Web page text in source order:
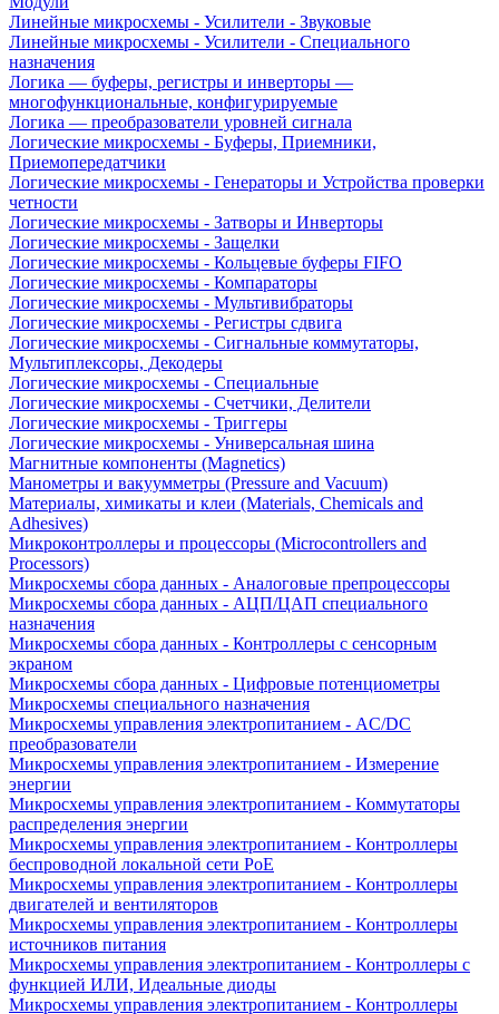
Линейные микросхемы - Усилители - Звуковые
Линейные микросхемы - Усилители - Специального
назначения
Логика — буферы, регистры и инверторы —
многофункциональные, конфигурируемые
Логика — преобразователи уровней сигнала
Логические микросхемы - Буферы, Приемники,
Приемопередатчики
Логические микросхемы - Генераторы и Устройства проверки
четности
Логические микросхемы - Затворы и Инверторы
Логические микросхемы - Защелки
Логические микросхемы - Кольцевые буферы FIFO
Логические микросхемы - Компараторы
Логические микросхемы - Мультивибраторы
Логические микросхемы - Регистры сдвига
Логические микросхемы - Сигнальные коммутаторы,
Мультиплексоры, Декодеры
Логические микросхемы - Специальные
Логические микросхемы - Счетчики, Делители
Логические микросхемы - Триггеры
Логические микросхемы - Универсальная шина
Магнитные компоненты (Magnetics)
Манометры и вакуумметры (Pressure and Vacuum)
Материалы, химикаты и клеи (Materials, Chemicals and
Adhesives)
Микроконтроллеры и процессоры (Microcontrollers and
Processors)
Микросхемы сбора данных - Аналоговые препроцессоры
Микросхемы сбора данных - АЦП/ЦАП специального
назначения
Микросхемы сбора данных - Контроллеры с сенсорным
экраном
Микросхемы сбора данных - Цифровые потенциометры
Микросхемы специального назначения
Микросхемы управления электропитанием - AC/DC
преобразователи
Микросхемы управления электропитанием - Измерение
энергии
Микросхемы управления электропитанием - Коммутаторы
распределения энергии
Микросхемы управления электропитанием - Контроллеры
беспроводной локальной сети PoE
Микросхемы управления электропитанием - Контроллеры
двигателей и вентиляторов
Микросхемы управления электропитанием - Контроллеры
источников питания
Микросхемы управления электропитанием - Контроллеры с
функцией ИЛИ, Идеальные диоды
Микросхемы управления электропитанием - Контроллеры